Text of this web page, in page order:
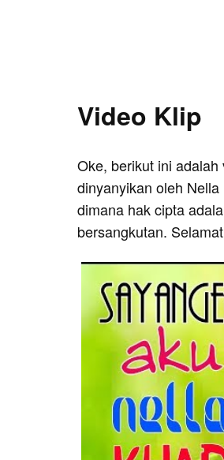
Video Klip
Oke, berikut ini
dinyanyikan oleh
dimana hak cipta
bersangkutan.